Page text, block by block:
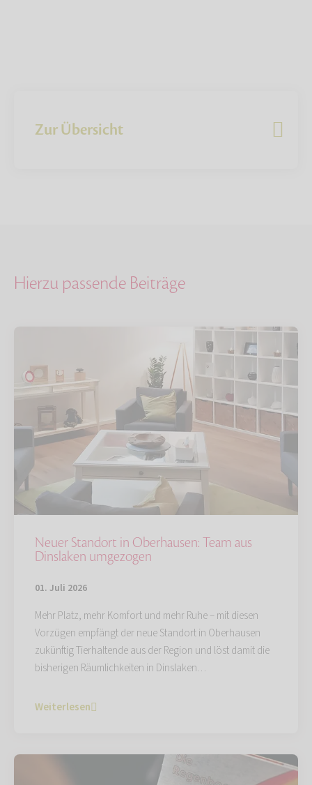
Zur Übersicht
Hierzu passende Beiträge
Neuer Standort in Oberhausen: Team aus
Dinslaken umgezogen
01. Juli 2026
Mehr Platz, mehr Komfort und mehr Ruhe – mit diesen
Vorzügen empfängt der neue Standort in Oberhausen
zukünftig Tierhaltende aus der Region und löst damit die
bisherigen Räumlichkeiten in Dinslaken…
Weiterlesen